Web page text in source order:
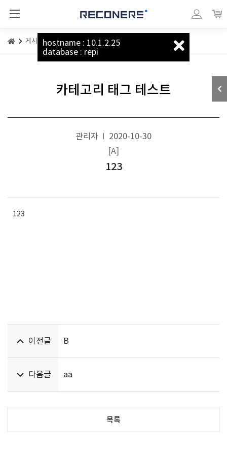
게시판 카테고리 태그 테스트
카테고리 태그 테스트
관리자
2020-10-30
[A]
123
123
이전글 B
다음글 aa
목록
hostname : 10.1.2.25
database : repi